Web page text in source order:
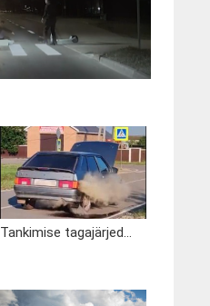
Tankimise tagajärjed...